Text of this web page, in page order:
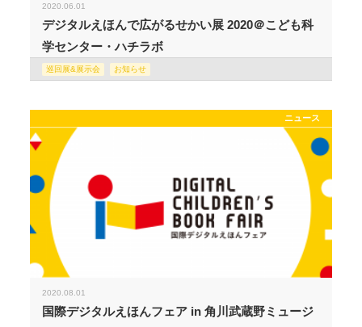
2020.06.01
デジタルえほんで広がるせかい展 2020＠こども科
学センター・ハチラボ
巡回展&展示会 お知らせ
ニュース
2020.08.01
国際デジタルえほんフェア in 角川武蔵野ミュージ